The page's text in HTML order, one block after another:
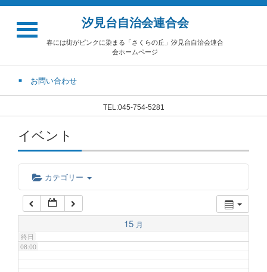
汐見台自治会連合会
春には街がピンクに染まる「さくらの丘」汐見台自治会連合
会ホームページ
お問い合わせ
TEL:045-754-5281
イベント
カテゴリー
15 月
終日
02:00
03:00
05:00
06:00
07:00
08:00